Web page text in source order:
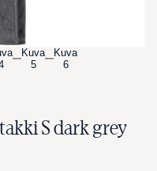
Kuva
5
Kuva
6
S dark grey